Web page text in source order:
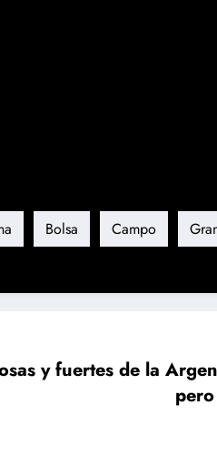
Bolsa Campo
y fuertes de la